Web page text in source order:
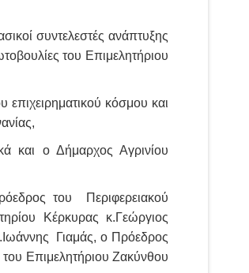
συντελεστές ανάπτυξης
του Επιμελητήριου
κόσμου και
και ο Δήμαρχος Αγρινίου
του Περιφερειακού
Κέρκυρας κ.Γεώργιος
Γιαμάς, ο Πρόεδρος
Επιμελητήριου Ζακύνθου